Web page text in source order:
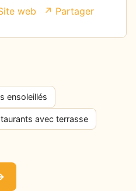
web ↗ Partager
ensoleillés
avec terrasse